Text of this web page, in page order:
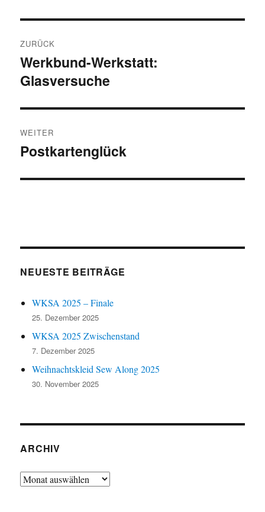
ZURÜCK
Vorheriger
Beitrag:
Werkbund-Werkstatt:
Glasversuche
WEITER
Nächster
Postkartenglück
NEUESTE BEITRÄGE
WKSA 2025 – Finale
25. Dezember 2025
WKSA 2025 Zwischenstand
7. Dezember 2025
Weihnachtskleid Sew Along 2025
30. November 2025
ARCHIV
Archiv